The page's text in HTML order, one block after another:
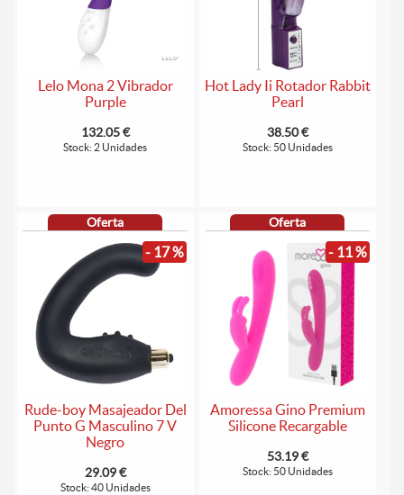
Lelo Mona 2 Vibrador
Purple
132.05 €
Stock: 2 Unidades
Hot Lady Ii Rotador Rabbit
Pearl
38.50 €
Stock: 50 Unidades
Oferta
- 17 %
Rude-boy Masajeador Del
Punto G Masculino 7 V
Negro
29.09 €
Stock: 40 Unidades
Oferta
- 11 %
Amoressa Gino Premium
Silicone Recargable
53.19 €
Stock: 50 Unidades